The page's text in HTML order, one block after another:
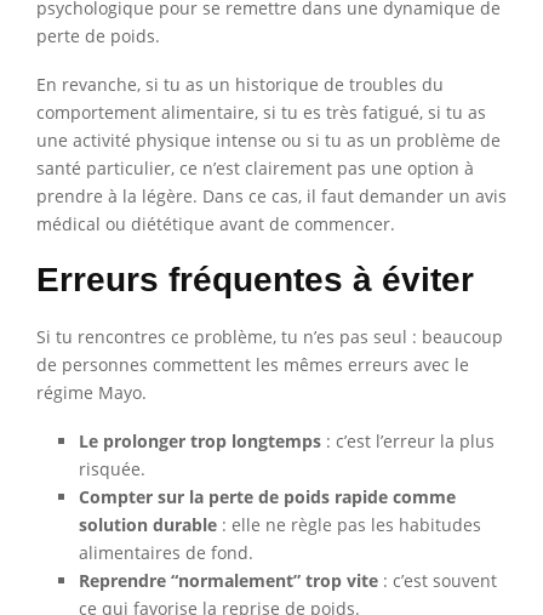
psychologique pour se remettre dans une dynamique de
perte de poids.
En revanche, si tu as un historique de troubles du
comportement alimentaire, si tu es très fatigué, si tu as
une activité physique intense ou si tu as un problème de
santé particulier, ce n’est clairement pas une option à
prendre à la légère. Dans ce cas, il faut demander un avis
médical ou diététique avant de commencer.
Erreurs fréquentes à éviter
Si tu rencontres ce problème, tu n’es pas seul : beaucoup
de personnes commettent les mêmes erreurs avec le
régime Mayo.
Le prolonger trop longtemps : c’est l’erreur la plus
risquée.
Compter sur la perte de poids rapide comme
solution durable : elle ne règle pas les habitudes
alimentaires de fond.
Reprendre “normalement” trop vite : c’est souvent
ce qui favorise la reprise de poids.